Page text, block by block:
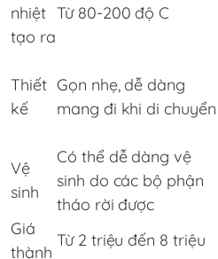
nhiệt
tạo ra
Từ 80-200 độ C
Thiết
kế
Gọn nhẹ, dễ dàng
mang đi khi di chuyển
Vệ
sinh
Có thể dễ dàng vệ
sinh do các bộ phận
tháo rời được
Giá
thành
Từ 2 triệu đến 8 triệu